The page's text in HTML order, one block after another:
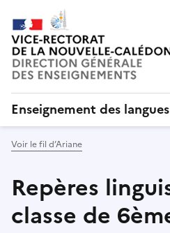
Enseignement des
Voir le fil d’Ariane
Repères
classe de